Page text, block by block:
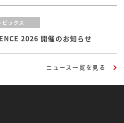
ピックス
2026 開催のお知らせ
ニュース一覧を見る